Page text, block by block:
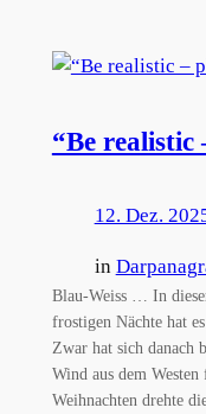
“Be
12. Dez.
in
Blau-Weiss … In
frostigen Nächte hat
Zwar hat sich danach
Wind aus dem
Weihnachten drehte